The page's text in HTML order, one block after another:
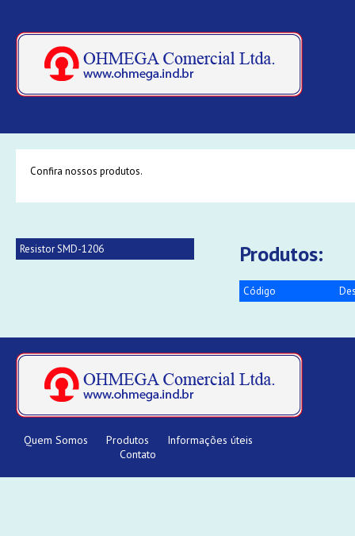
Confira nossos produtos.
Resistor SMD-1206 Produtos:
Código
Quem Somos Produtos
Informações úteis
Contato